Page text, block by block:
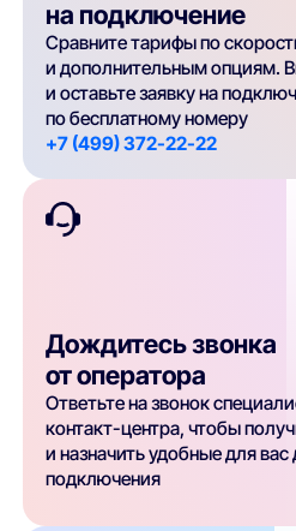
на подключение
Сравните тарифы по
и дополнительным опциям.
и оставьте заявку на
по бесплатному номеру
+7 (499) 372-22-22
Дождитесь звонка
от оператора
Ответьте на звонок
контакт-центра, чтобы
и назначить удобные для вас
подключения